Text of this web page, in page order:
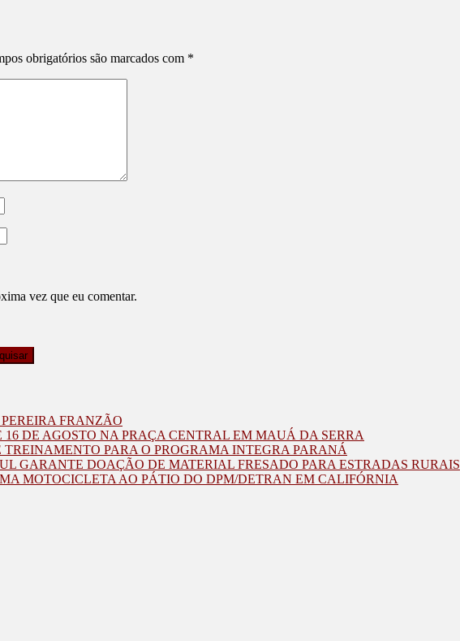
obrigatórios são marcados com *
vez que eu comentar.
FRANZÃO
DE AGOSTO NA PRAÇA CENTRAL EM MAUÁ DA SERRA
PARA O PROGRAMA INTEGRA PARANÁ
GARANTE DOAÇÃO DE MATERIAL FRESADO PARA ESTRADAS RURAIS
MOTOCICLETA AO PÁTIO DO DPM/DETRAN EM CALIFÓRNIA